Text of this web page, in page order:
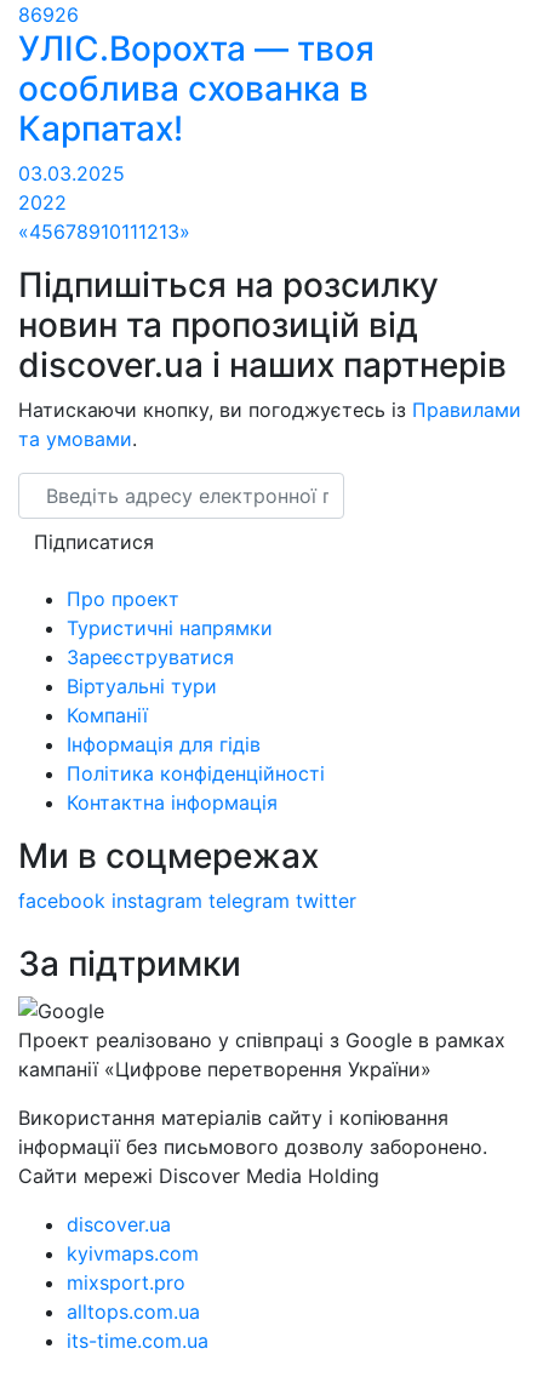
86926
УЛІС.Ворохта — твоя
особлива схованка в
Карпатах!
03.03.2025
2022
«45678910111213»
Підпишіться на розсилку
новин та пропозицій від
discover.ua і наших партнерів
Натискаючи кнопку, ви погоджуєтесь із Правилами
та умовами.
Email
Підписатися
Про проект
Туристичні напрямки
Зареєструватися
Віртуальні тури
Компанії
Інформація для гідів
Політика конфіденційності
Контактна інформація
Ми в соцмережах
facebook instagram telegram twitter
За підтримки
Проект реалізовано у співпраці з Google в рамках
кампанії «Цифрове перетворення України»
Використання матеріалів сайту і копіювання
інформації без письмового дозволу заборонено.
Сайти мережі Discover Media Holding
discover.ua
kyivmaps.com
mixsport.pro
alltops.com.ua
its-time.com.ua